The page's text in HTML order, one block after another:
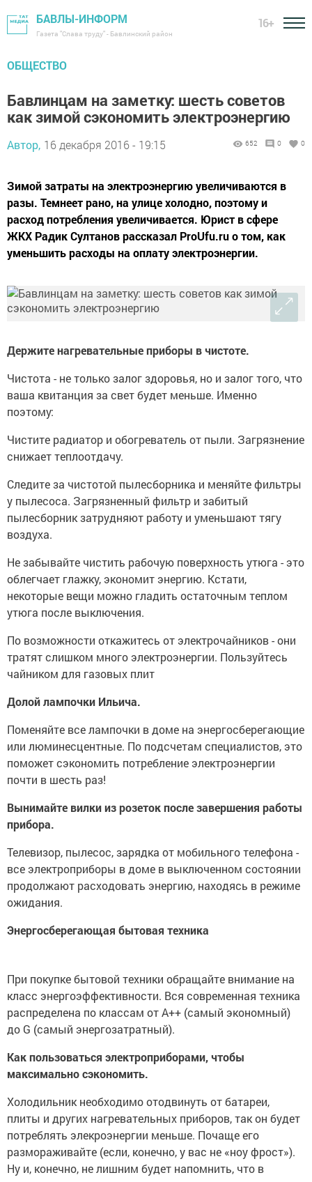
БАВЛЫ-ИНФОРМ
Газета "Слава труду" - Бавлинский район
16+
ОБЩЕСТВО
Бавлинцам на заметку: шесть советов
как зимой сэкономить электроэнергию
Автор, 16 декабря 2016 - 19:15 652 0 0
Зимой затраты на электроэнергию увеличиваются в
разы. Темнеет рано, на улице холодно, поэтому и
расход потребления увеличивается. Юрист в сфере
ЖКХ Радик Султанов рассказал ProUfu.ru о том, как
уменьшить расходы на оплату электроэнергии.
Держите нагревательные приборы в чистоте.
Чистота - не только залог здоровья, но и залог того, что
ваша квитанция за свет будет меньше. Именно
поэтому:
Чистите радиатор и обогреватель от пыли. Загрязнение
снижает теплоотдачу.
Следите за чистотой пылесборника и меняйте фильтры
у пылесоса. Загрязненный фильтр и забитый
пылесборник затрудняют работу и уменьшают тягу
воздуха.
Не забывайте чистить рабочую поверхность утюга - это
облегчает глажку, экономит энергию. Кстати,
некоторые вещи можно гладить остаточным теплом
утюга после выключения.
По возможности откажитесь от электрочайников - они
тратят слишком много электроэнергии. Пользуйтесь
чайником для газовых плит
Долой лампочки Ильича.
Поменяйте все лампочки в доме на энергосберегающие
или люминесцентные. По подсчетам специалистов, это
поможет сэкономить потребление электроэнергии
почти в шесть раз!
Вынимайте вилки из розеток после завершения работы
прибора.
Телевизор, пылесос, зарядка от мобильного телефона -
все электроприборы в доме в выключенном состоянии
продолжают расходовать энергию, находясь в режиме
ожидания.
Энергосберегающая бытовая техника
При покупке бытовой техники обращайте внимание на
класс энергоэффективности. Вся современная техника
распределена по классам от A++ (самый экономный)
до G (самый энергозатратный).
Как пользоваться электроприборами, чтобы
максимально сэкономить.
Холодильник необходимо отодвинуть от батареи,
плиты и других нагревательных приборов, так он будет
потреблять элекроэнергии меньше. Почаще его
размораживайте (если, конечно, у вас не «ноу фрост»).
Ну и, конечно, не лишним будет напомнить, что в